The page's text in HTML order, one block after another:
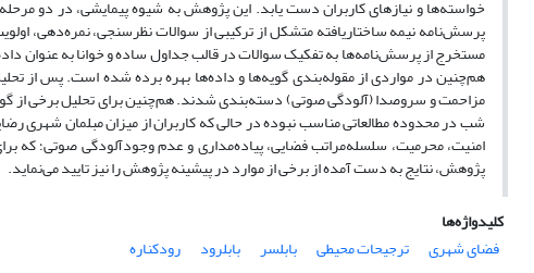
خواسته‌‌ها و نیازهای کاربران دست یابد. این پژوهش به شیوه پیمایشی، در دو
مستخرج از پرسش‌نامه‌‌ها به تفکیک سوالات در قالب جداول ساده و خوانا به عنوان
هم‌چنین در مواردی از مقوله‌‌بندی گویه‌‌ها و داده‌‌ها بهره برده شده است. پس از
مزاحمت و سروصدا (آلودگی صوتی) دسته‌‌بندی شدند. هم‌چنین برای تحلیل برخی از
شب در محدوده مطالعاتی مناسب نبوده در حالی که کاربران از میزان مبلمان شهری
امنیت، محرمیت، سلسله‌مراتب فضایی، پیاده‌‌مداری و عدم وجودآلودگی صوتی؛ که
پژوهش، نتایج به دست آمده از برخی از موارد در پیشینه پژوهش را نیز تایید می‌‌نماید.
کلیدواژه‌ها
فضای شهری
ترجیحات محیطی بابلسر بابلرود رودکناره